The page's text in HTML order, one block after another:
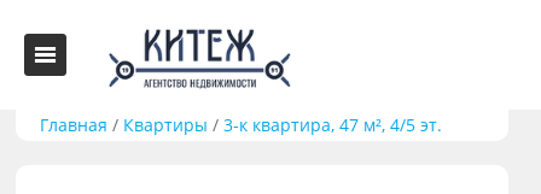
Главная / Квартиры /3-к квартира, 47 м², 4/5 эт.